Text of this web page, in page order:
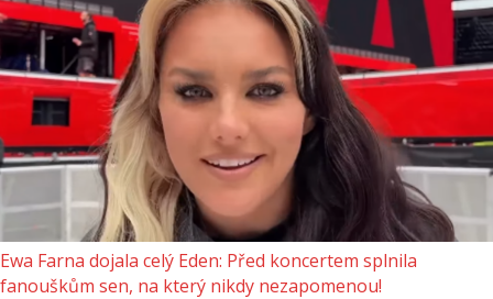
Ewa Farna dojala celý Eden: Před koncertem splnila
fanouškům sen, na který nikdy nezapomenou!